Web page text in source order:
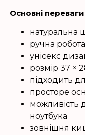
Основні
натуральна
ручна робота
унісекс
розмір 37 ×
підходить
просторе
можливість
ноутбука
зовнішня